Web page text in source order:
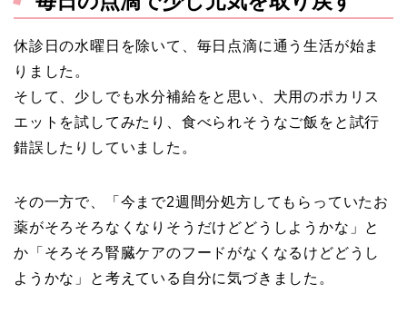
休診日の水曜日を除いて、毎日点滴に通う生活が始ま
りました。
そして、少しでも水分補給をと思い、犬用のポカリス
エットを試してみたり、食べられそうなご飯をと試行
錯誤したりしていました。
その一方で、「今まで2週間分処方してもらっていたお
薬がそろそろなくなりそうだけどどうしようかな」と
か「そろそろ腎臓ケアのフードがなくなるけどどうし
ようかな」と考えている自分に気づきました。